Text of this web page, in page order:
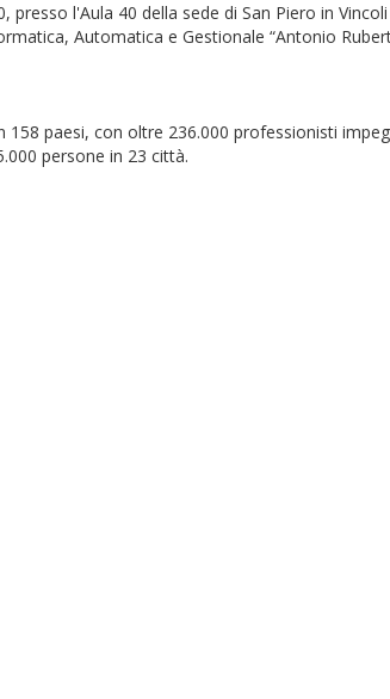
presso l'Aula 40 della sede di San Piero in Vincoli
Automatica e Gestionale “Antonio
paesi, con oltre 236.000 professionisti
persone in 23 città.